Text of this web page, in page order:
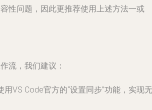
性问题，因此更推荐使用上述方法一或
流，我们建议：
用VS Code官方的“设置同步”功能，实现无